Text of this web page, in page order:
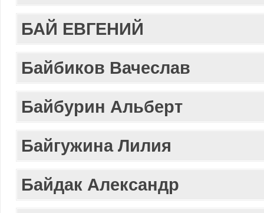
БАЙ ЕВГЕНИЙ
Байбиков Вачеслав
Байбурин Альберт
Байгужина Лилия
Байдак Александр